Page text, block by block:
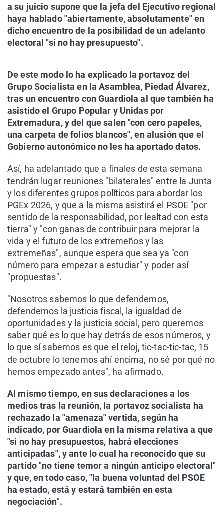
a su juicio supone que la jefa del Ejecutivo regional
haya hablado "abiertamente, absolutamente" en
dicho encuentro de la posibilidad de un adelanto
electoral "si no hay presupuesto".
De este modo lo ha explicado la portavoz del
Grupo Socialista en la Asamblea, Piedad Álvarez,
tras un encuentro con Guardiola al que también ha
asistido el Grupo Popular y Unidas por
Extremadura, y del que salen "con cero papeles,
una carpeta de folios blancos", en alusión que el
Gobierno autonómico no les ha aportado datos.
Así, ha adelantado que a finales de esta semana
tendrán lugar reuniones "bilaterales" entre la Junta
y los diferentes grupos políticos para abordar los
PGEx 2026, y que a la misma asistirá el PSOE "por
sentido de la responsabilidad, por lealtad con esta
tierra" y "con ganas de contribuir para mejorar la
vida y el futuro de los extremeños y las
extremeñas", aunque espera que sea ya "con
número para empezar a estudiar" y poder así
"propuestas".
"Nosotros sabemos lo que defendemos,
defendemos la justicia fiscal, la igualdad de
oportunidades y la justicia social, pero queremos
saber qué es lo que hay detrás de esos números, y
lo que sí sabemos es que el reloj, tic-tac-tic-tac, 15
de octubre lo tenemos ahí encima, no sé por qué no
hemos empezado antes", ha afirmado.
Al mismo tiempo, en sus declaraciones a los
medios tras la reunión, la portavoz socialista ha
rechazado la "amenaza" vertida, según ha
indicado, por Guardiola en la misma relativa a que
"si no hay presupuestos, habrá elecciones
anticipadas", y ante lo cual ha reconocido que su
partido "no tiene temor a ningún anticipo electoral"
y que, en todo caso, "la buena voluntad del PSOE
ha estado, está y estará también en esta
negociación".